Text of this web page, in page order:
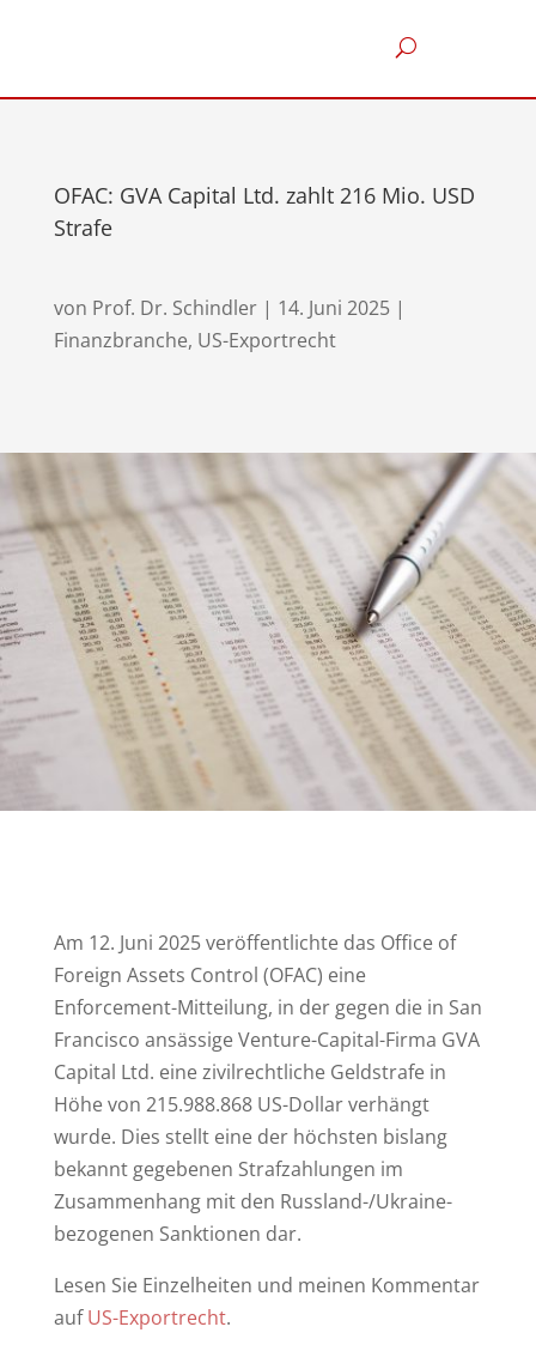
OFAC: GVA Capital Ltd. zahlt 216 Mio. USD
Strafe
von Prof. Dr. Schindler| 14. Juni 2025|
Finanzbranche, US-Exportrecht
Am 12. Juni 2025 veröffentlichte das Office of
Foreign Assets Control (OFAC) eine
Enforcement-Mitteilung, in der gegen die in San
Francisco ansässige Venture-Capital-Firma GVA
Capital Ltd. eine zivilrechtliche Geldstrafe in
Höhe von 215.988.868 US-Dollar verhängt
wurde. Dies stellt eine der höchsten bislang
bekannt gegebenen Strafzahlungen im
Zusammenhang mit den Russland-/Ukraine-
bezogenen Sanktionen dar.
Lesen Sie Einzelheiten und meinen Kommentar
aufUS-Exportrecht.